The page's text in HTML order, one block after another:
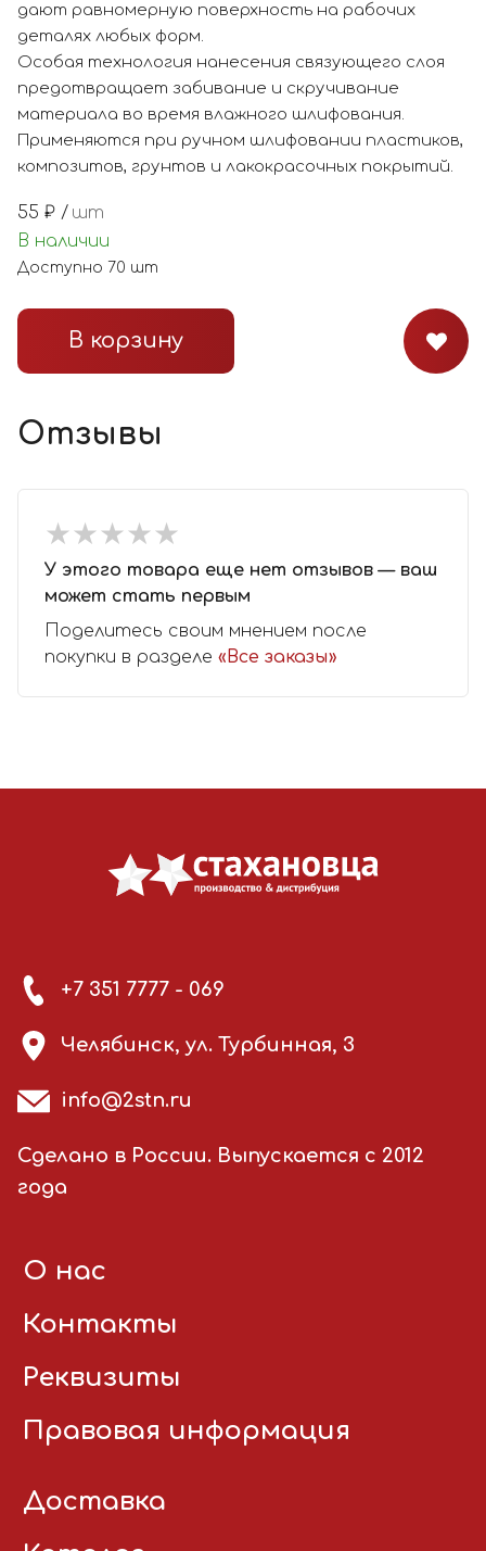
дают равномерную поверхность на рабочих
деталях любых форм.
Особая технология нанесения связующего слоя
предотвращает забивание и скручивание
материала во время влажного шлифования.
Применяются при ручном шлифовании пластиков,
композитов, грунтов и лакокрасочных покрытий.
55 ₽ / шт
В наличии
Доступно 70 шт
В корзину
Отзывы
★★★★★
★★★★★
У этого товара еще нет отзывов — ваш
может стать первым
Поделитесь своим мнением после
покупки в разделе «Все заказы»
+7 351 7777 - 069
Челябинск, ул. Турбинная, 3
info@2stn.ru
Сделано в России. Выпускается с 2012
года
О нас
Контакты
Реквизиты
Правовая информация
Доставка